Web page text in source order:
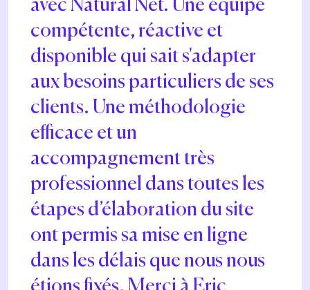
avec Natural Net. Une équipe
compétente, réactive et
disponible qui sait s'adapter
aux besoins particuliers de ses
clients. Une méthodologie
efficace et un
accompagnement très
professionnel dans toutes les
étapes d’élaboration du site
ont permis sa mise en ligne
dans les délais que nous nous